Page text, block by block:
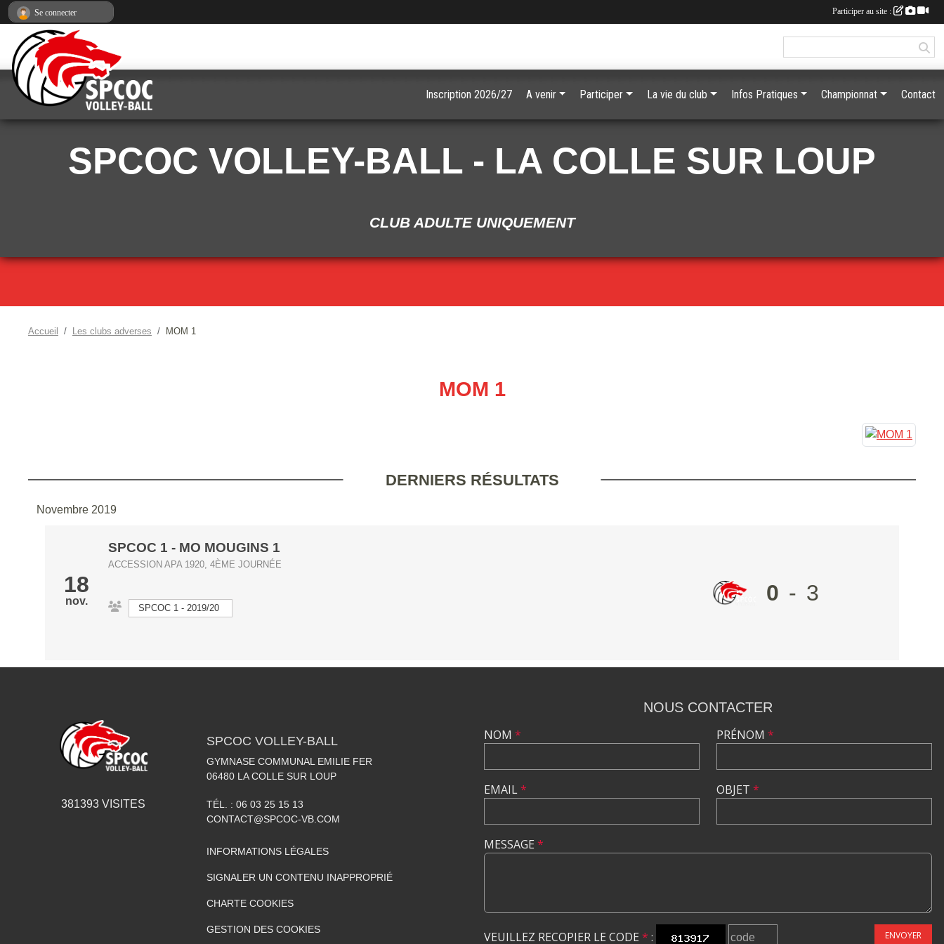
SPCOC VOLLEY-BALL - LA COLLE SUR LOUP
CLUB ADULTE UNIQUEMENT
Accueil Les clubs adverses MOM 1
MOM 1
DERNIERS RÉSULTATS
Novembre 2019
18
nov.
SPCOC 1 - MO MOUGINS 1
ACCESSION APA 1920, 4ÈME JOURNÉE
SPCOC 1 - 2019/20
0 - 3
Inscription 2026/27 A venir Participer La vie du club Infos Pratiques Championnat Contact
381393 VISITES
SPCOC VOLLEY-BALL
GYMNASE COMMUNAL EMILIE FER
06480 LA COLLE SUR LOUP
TÉL. : 06 03 25 15 13
CONTACT@SPCOC-VB.COM
INFORMATIONS LÉGALES
SIGNALER UN CONTENU INAPPROPRIÉ
CHARTE COOKIES
GESTION DES COOKIES
NOUS CONTACTER
NOM *
EMAIL*
PRÉNOM *
OBJET *
MESSAGE *
VEUILLEZ RECOPIER LE CODE * : ENVOYER
Se connecter Participer au site :
Panneau de gestion des cookies